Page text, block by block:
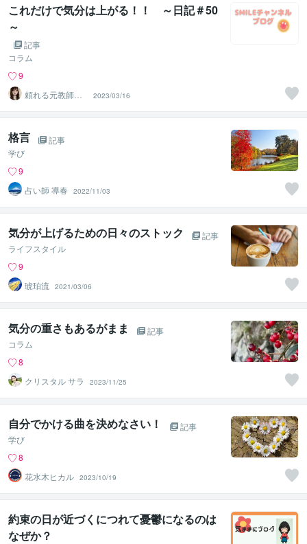
これだけで気分は上がる！！ ～日記＃50
～
記事
コラム
9
頼れる元教師✨
そら✨寄り添い
人
2023/03/16
格言
記事
学び
9
占い師 導春
2022/11/03
気分が上げるための日々のストック
記事
ライフスタイル
9
琥珀流 2021/03/06
気分の重さもあるがまま
記事
コラム
8
クリスタル サラ
2023/11/25
自分でかける曲を決めなさい！
記事
学び
8
花水木ヒカル 2023/10/19
約束の日が近づくにつれて憂鬱になるのは
なぜか？